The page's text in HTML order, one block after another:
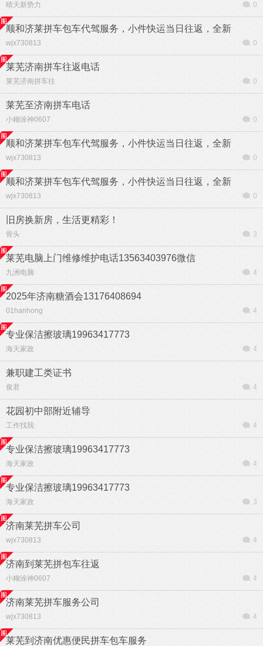
晴天新势力 0
顺和济莱拼车包车代驾服务，小件快运当日往返，全新
wjx730813 0
莱芜济南拼车往返电话
莱芜济南拼车往 0
莱芜至济南拼车电话
小糊涂神0607 0
顺和济莱拼车包车代驾服务，小件快运当日往返，全新
wjx730813 0
顺和济莱拼车包车代驾服务，小件快运当日往返，全新
wjx730813 0
旧房换新房，生活更精彩！
骨头 3
莱芜电脑上门维修维护电话13563403976微信
九洲电脑 4
2025年济南糖酒会13176408694
01hanhong 4
专业保洁擦玻璃19963417773
海天家政 4
兼职建工类证书
俊君 4
花园初中部附近辅导
工作找我 4
专业保洁擦玻璃19963417773
海天家政 4
专业保洁擦玻璃19963417773
海天家政 3
济南莱芜拼车公司
wjx730813 4
济南到莱芜拼包车往返
小糊涂神0607 4
济南莱芜拼车服务公司
wjx730813 4
莱芜到济南优惠便民拼车包车服务